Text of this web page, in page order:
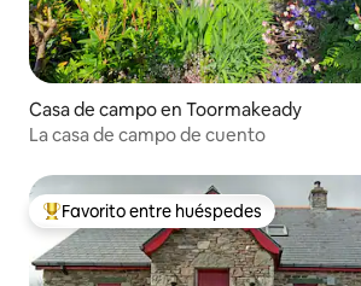
Casa de campo en Toormakeady
La casa de campo de cuento
Favorito entre huéspedes preferido
Favorito entre huéspedes